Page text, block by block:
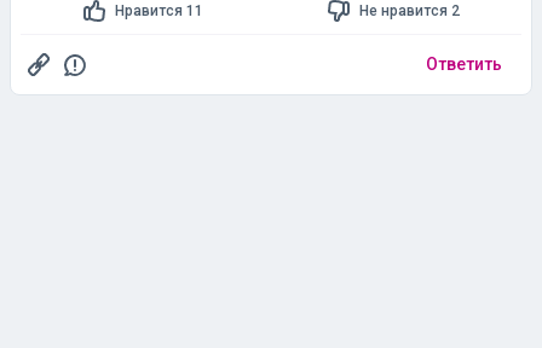
Нравится 11 Не нравится 2
Ответить